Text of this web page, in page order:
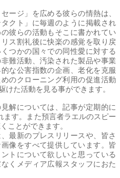
ージ」を広める彼らの情熱は、
クト」に毎週のように掲載され
彼らの活動もそこに書かれてい
ス割礼後に快楽の感覚を取り戻
つかの国々での同性愛に対する
難活動、汚染された製品や事業
な公害指数の企画、老化を克服
のクローニング利用の促進活動
けた活動を見る事ができます。
解については、記事が定期的に
ます。また預言者ラエルのスピー
ことができます。
最新のプレスリリースや、皆さ
像をすべて提供しています。皆
トについて欲しいと思っている
くメディア広報スタッフにおた